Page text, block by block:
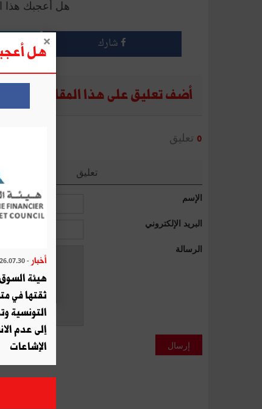
هل أعجبك هذا
شارك
أضف تعليق على هذا المقال
0 تعليق
تعليق
الإسم
البريد الإلكتروني
الرسالة
إرسال
هل
أخبار - 2026.07.30
هيئة
ثقتها في
التونسية
إلى عدم
الإشاعات